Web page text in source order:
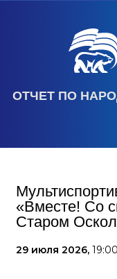
ОТЧЕТ ПО
«Вместе! Со
Старом
29 июля 2026, 19:00